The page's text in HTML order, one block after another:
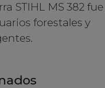
STIHL MS 382 fue
forestales y